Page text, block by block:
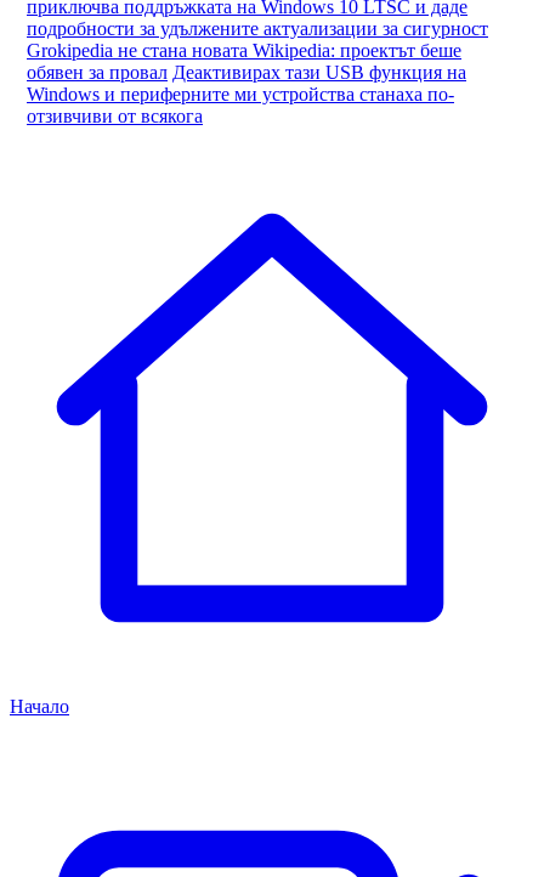
приключва поддръжката на Windows 10 LTSC и даде
подробности за удължените актуализации за сигурност
Grokipedia не стана новата Wikipedia: проектът беше
обявен за провал Деактивирах тази USB функция на
Windows и периферните ми устройства станаха по-
отзивчиви от всякога
Начало